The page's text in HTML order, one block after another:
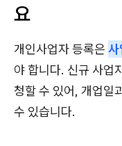
요
개인사업자 등록은
야 합니다. 신규 사업
청할 수 있어, 개업일
수 있습니다.